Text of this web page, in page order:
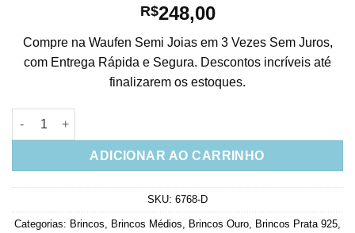
R$248,00
Compre na Waufen Semi Joias em 3 Vezes Sem Juros,
com Entrega Rápida e Segura. Descontos incríveis até
finalizarem os estoques.
Ear Hook Colorido De Prata 925 Luxuoso Banhado Em Ouro
ADICIONAR AO CARRINHO
SKU: 6768-D
Categorias: Brincos, Brincos Médios, Brincos Ouro, Brincos Prata 925,